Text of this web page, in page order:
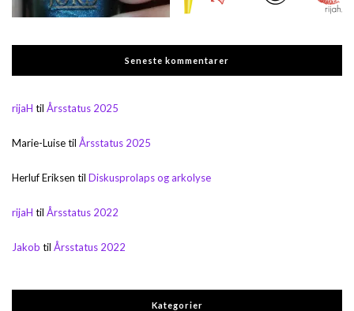
Seneste kommentarer
rijaH til Årsstatus 2025
Marie-Luisetil Årsstatus 2025
Herluf Eriksen til Diskusprolaps og arkolyse
rijaH til Årsstatus 2022
Jakob til Årsstatus 2022
Kategorier